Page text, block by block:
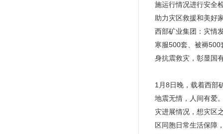
施运行情况进行安全
助力灾区救援和美好
西部矿业集团：灾情
寒服500套、被褥
身抗震救灾，彰显国
1月8日晚，载着西部
地震无情，人间有爱
灾进展情况，想灾区
区同胞日常生活保障